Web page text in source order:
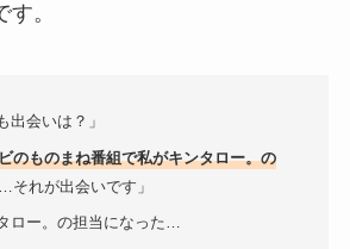
す。
出会いは？」
のものまね番組で私がキンタロー。の
それが出会いです」
ー。の担当になった…